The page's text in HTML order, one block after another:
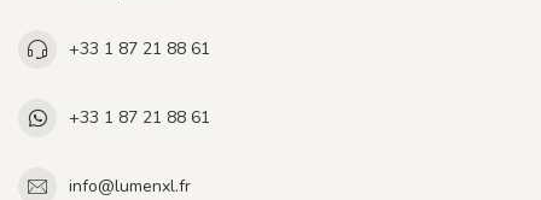
+33 1 87 21 88 61
+33 1 87 21 88 61
info@lumenxl.fr